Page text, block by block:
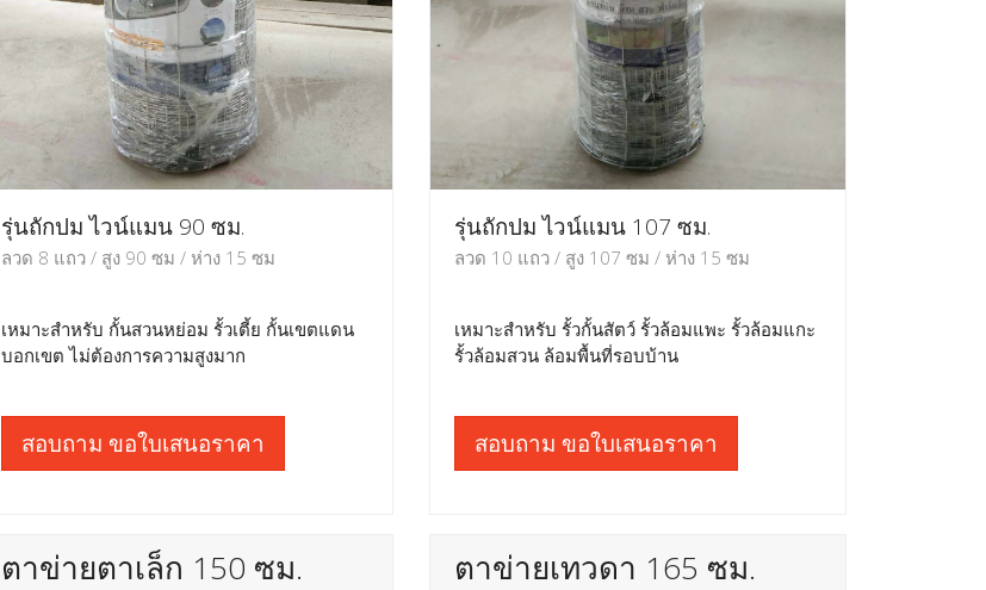
รุ่นถักปม ไวน์แมน 90 ซม.
ลวด 8 แถว / สูง 90 ซม / ห่าง 15 ซม
เหมาะสำหรับ กั้นสวนหย่อม รั้วเตี้ย กั้นเขตแดน
บอกเขต ไม่ต้องการความสูงมาก
สอบถาม ขอใบเสนอราคา
รุ่นถักปม ไวน์แมน 107 ซม.
ลวด 10 แถว / สูง 107 ซม / ห่าง 15 ซม
เหมาะสำหรับ รั้วกั้นสัตว์ รั้วล้อมแพะ รั้วล้อมแกะ
รั้วล้อมสวน ล้อมพื้นที่รอบบ้าน
สอบถาม ขอใบเสนอราคา
ตาข่ายตาเล็ก 150 ซม. ตาข่ายเทวดา 165 ซม.